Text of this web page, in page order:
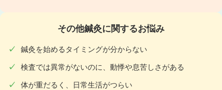
その他鍼灸に関するお悩み
鍼灸を始めるタイミングが分からない
検査では異常がないのに、動悸や息苦しさがある
体が重だるく、日常生活がつらい